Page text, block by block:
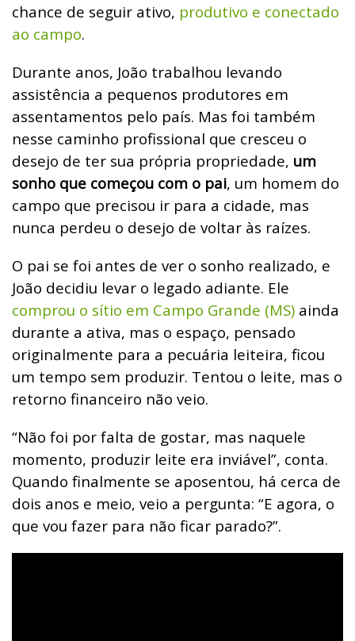
chance de seguir ativo, produtivo e conectado
ao campo.
Durante anos, João trabalhou levando
assistência a pequenos produtores em
assentamentos pelo país. Mas foi também
nesse caminho profissional que cresceu o
desejo de ter sua própria propriedade, um
sonho que começou com o pai, um homem do
campo que precisou ir para a cidade, mas
nunca perdeu o desejo de voltar às raízes.
O pai se foi antes de ver o sonho realizado, e
João decidiu levar o legado adiante. Ele
comprou o sítio em Campo Grande (MS) ainda
durante a ativa, mas o espaço, pensado
originalmente para a pecuária leiteira, ficou
um tempo sem produzir. Tentou o leite, mas o
retorno financeiro não veio.
“Não foi por falta de gostar, mas naquele
momento, produzir leite era inviável”, conta.
Quando finalmente se aposentou, há cerca de
dois anos e meio, veio a pergunta: “E agora, o
que vou fazer para não ficar parado?”.